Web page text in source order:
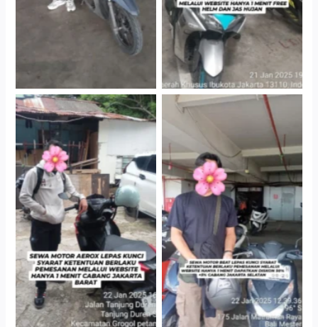
Cabang Jakarta Barat
Cityplaza Jatinegara
Gedung Parkir P6A